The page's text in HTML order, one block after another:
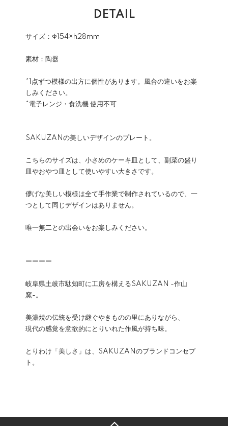
DETAIL
サイズ：Φ154×h28mm
素材：陶器
*1点ずつ模様の出方に個性があります。風合の違いをお楽
しみください。
*電子レンジ・食洗機 使用不可
SAKUZANの美しいデザインのプレート。
こちらのサイズは、小さめのケーキ皿として、副菜の盛り
皿やおやつ皿として使いやすい大きさです。
儚げな美しい模様は全て手作業で制作されているので、一
つとして同じデザインはありません。
唯一無二との出会いをお楽しみください。
ーーーー
岐阜県土岐市駄知町に工房を構えるSAKUZAN -作山
窯-。
美濃焼の伝統を受け継ぐやきものの里にありながら、
現代の感覚を意欲的にとりいれた作風が持ち味。
とりわけ「美しさ」は、SAKUZANのブランドコンセプ
ト。